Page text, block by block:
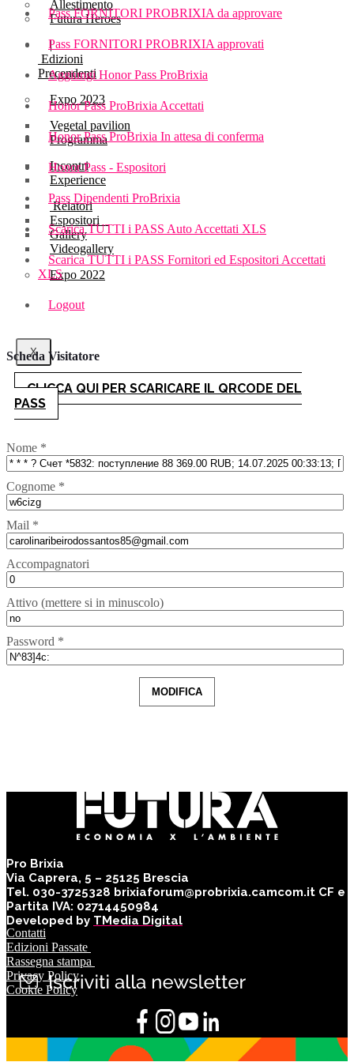
Allestimento
Futura Heroes
|
Edizioni
Precendenti
Expo 2023
Vegetal pavilion
Programma
Incontri
Experience
Relatori
Espositori
Gallery
Videogallery
Expo 2022
X
Pass FORNITORI PROBRIXIA da approvare
Pass FORNITORI PROBRIXIA approvati
Aggiungi Honor Pass ProBrixia
Honor Pass ProBrixia Accettati
Honor Pass ProBrixia In attesa di conferma
Honor Pass - Espositori
Pass Dipendenti ProBrixia
Scarica TUTTI i PASS Auto Accettati XLS
Scarica TUTTI i PASS Fornitori ed Espositori Accettati
XLS
Logout
Scheda Visitatore
CLICCA QUI PER SCARICARE IL QRCODE DEL
PASS
Nome *
Cognome *
Mail *
Accompagnatori
Attivo (mettere si in minuscolo)
Password *
MODIFICA
Pro Brixia
Via Caprera, 5 – 25125 Brescia
Tel. 030-3725328 brixiaforum@probrixia.camcom.it CF e
Partita IVA: 02714450984
Developed by TMedia Digital
Contatti
Edizioni Passate
Rassegna stampa
Privacy Policy
Cookie Policy